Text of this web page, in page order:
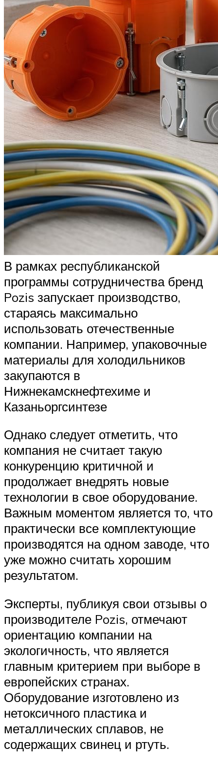
В рамках республиканской
программы сотрудничества бренд
Pozis запускает производство,
стараясь максимально
использовать отечественные
компании. Например, упаковочные
материалы для холодильников
закупаются в
Нижнекамскнефтехиме и
Казаньоргсинтезе
Однако следует отметить, что
компания не считает такую ​​
конкуренцию критичной и
продолжает внедрять новые
технологии в свое оборудование.
Важным моментом является то, что
практически все комплектующие
производятся на одном заводе, что
уже можно считать хорошим
результатом.
Эксперты, публикуя свои отзывы о
производителе Pozis, отмечают
ориентацию компании на
экологичность, что является
главным критерием при выборе в
европейских странах.
Оборудование изготовлено из
нетоксичного пластика и
металлических сплавов, не
содержащих свинец и ртуть.